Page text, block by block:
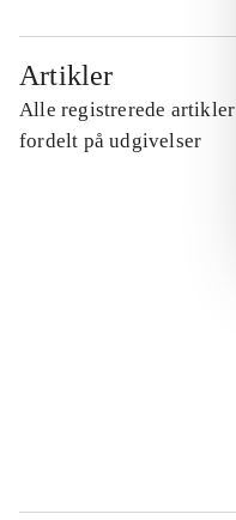
Artikler
Alle registrerede artikler
fordelt på udgivelser